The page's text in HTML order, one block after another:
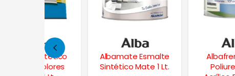
Albamate Esmalte
Sintético Mate 1 Lt.
Albafrent Látex
Poliuretánico